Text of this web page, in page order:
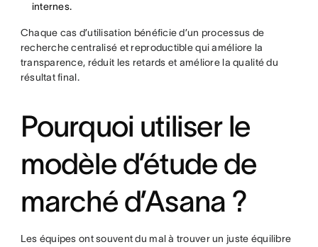
internes.
Chaque cas d’utilisation bénéficie d’un processus de
recherche centralisé et reproductible qui améliore la
transparence, réduit les retards et améliore la qualité du
résultat final.
Pourquoi utiliser le
modèle d’étude de
marché d’Asana ?
Les équipes ont souvent du mal à trouver un juste équilibre